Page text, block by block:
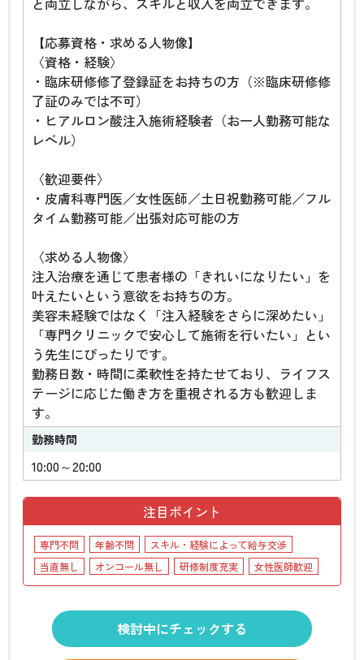
【応募資格・求める人物像】
〈資格・経験〉
・臨床研修修了登録証をお持ちの方（※臨床研修修
了証のみでは不可）
・ヒアルロン酸注入施術経験者（お一人勤務可能な
レベル）
〈歓迎要件〉
・皮膚科専門医／女性医師／土日祝勤務可能／フル
タイム勤務可能／出張対応可能の方
〈求める人物像〉
注入治療を通じて患者様の「きれいになりたい」を
叶えたいという意欲をお持ちの方。
美容未経験ではなく「注入経験をさらに深めたい」
「専門クリニックで安心して施術を行いたい」とい
う先生にぴったりです。
勤務日数・時間に柔軟性を持たせており、ライフス
テージに応じた働き方を重視される方も歓迎しま
す。
勤務時間
10:00～20:00
注目ポイント
専門不問 年齢不問
スキル・経験によって給与交渉
当直無し
オンコール無し 研修制度充実 女性医師歓迎
検討中にチェックする